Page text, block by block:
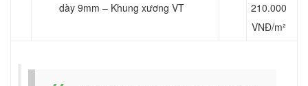
dày 9mm – Khung xương VT
210.000
VNĐ/m²